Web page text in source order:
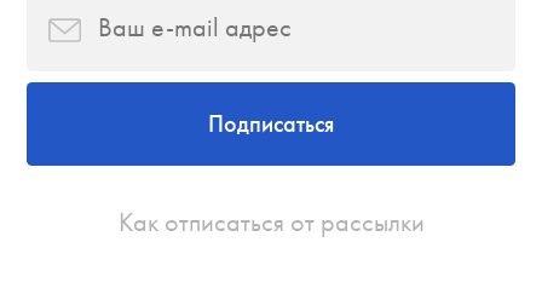
Подписаться
Как отписаться от рассылки